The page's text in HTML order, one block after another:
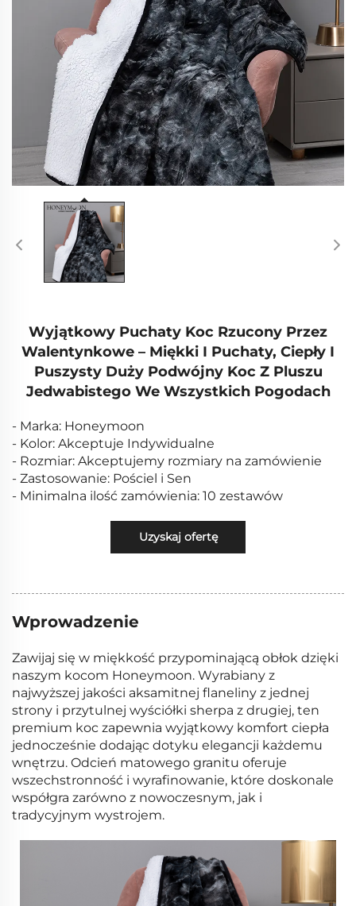
Wyjątkowy Puchaty Koc Rzucony Przez
Walentynkowe – Miękki I Puchaty, Ciepły I
Puszysty Duży Podwójny Koc Z Pluszu
Jedwabistego We Wszystkich Pogodach
- Marka: Honeymoon
- Kolor: Akceptuje Indywidualne
- Rozmiar: Akceptujemy rozmiary na zamówienie
- Zastosowanie: Pościel i Sen
- Minimalna ilość zamówienia: 10 zestawów
Uzyskaj ofertę
Wprowadzenie
Zawijaj się w miękkość przypominającą obłok dzięki
naszym kocom Honeymoon. Wyrabiany z
najwyższej jakości aksamitnej flaneliny z jednej
strony i przytulnej wyściółki sherpa z drugiej, ten
premium koc zapewnia wyjątkowy komfort ciepła
jednocześnie dodając dotyku elegancji każdemu
wnętrzu. Odcień matowego granitu oferuje
wszechstronność i wyrafinowanie, które doskonale
współgra zarówno z nowoczesnym, jak i
tradycyjnym wystrojem.